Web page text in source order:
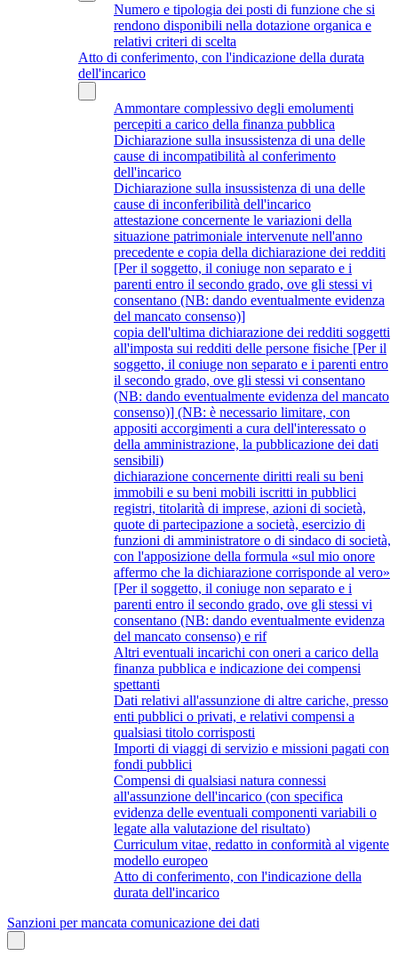
Numero e tipologia dei posti di funzione che si
rendono disponibili nella dotazione organica e
relativi criteri di scelta
Atto di conferimento, con l'indicazione della durata
dell'incarico
Ammontare complessivo degli emolumenti
percepiti a carico della finanza pubblica
Dichiarazione sulla insussistenza di una delle
cause di incompatibilità al conferimento
dell'incarico
Dichiarazione sulla insussistenza di una delle
cause di inconferibilità dell'incarico
attestazione concernente le variazioni della
situazione patrimoniale intervenute nell'anno
precedente e copia della dichiarazione dei redditi
[Per il soggetto, il coniuge non separato e i
parenti entro il secondo grado, ove gli stessi vi
consentano (NB: dando eventualmente evidenza
del mancato consenso)]
copia dell'ultima dichiarazione dei redditi soggetti
all'imposta sui redditi delle persone fisiche [Per il
soggetto, il coniuge non separato e i parenti entro
il secondo grado, ove gli stessi vi consentano
(NB: dando eventualmente evidenza del mancato
consenso)] (NB: è necessario limitare, con
appositi accorgimenti a cura dell'interessato o
della amministrazione, la pubblicazione dei dati
sensibili)
dichiarazione concernente diritti reali su beni
immobili e su beni mobili iscritti in pubblici
registri, titolarità di imprese, azioni di società,
quote di partecipazione a società, esercizio di
funzioni di amministratore o di sindaco di società,
con l'apposizione della formula «sul mio onore
affermo che la dichiarazione corrisponde al vero»
[Per il soggetto, il coniuge non separato e i
parenti entro il secondo grado, ove gli stessi vi
consentano (NB: dando eventualmente evidenza
del mancato consenso) e rif
Altri eventuali incarichi con oneri a carico della
finanza pubblica e indicazione dei compensi
spettanti
Dati relativi all'assunzione di altre cariche, presso
enti pubblici o privati, e relativi compensi a
qualsiasi titolo corrisposti
Importi di viaggi di servizio e missioni pagati con
fondi pubblici
Compensi di qualsiasi natura connessi
all'assunzione dell'incarico (con specifica
evidenza delle eventuali componenti variabili o
legate alla valutazione del risultato)
Curriculum vitae, redatto in conformità al vigente
modello europeo
Atto di conferimento, con l'indicazione della
durata dell'incarico
Sanzioni per mancata comunicazione dei dati